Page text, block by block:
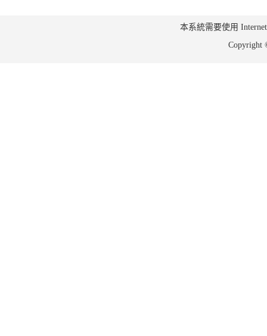
本系統需要使用
Copyright